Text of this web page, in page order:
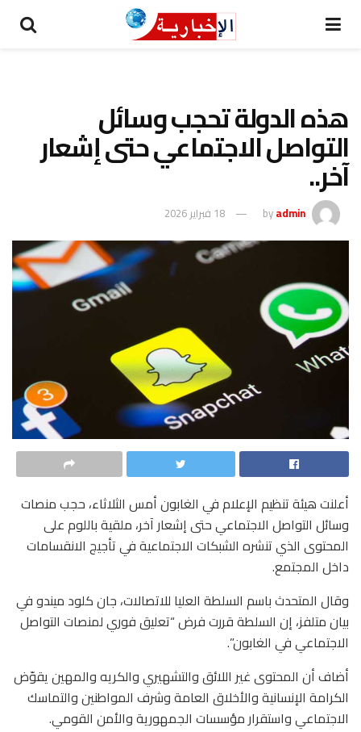
هذه الدولة تحجب وسائل
التواصل الاجتماعي حتى إشعار
آخر..
byadmin 18 فبراير 2026
أعلنت هيئة تنظيم الإعلام في الغابون أمس الثلاثاء، حجب منصات
وسائل التواصل الاجتماعي حتى إشعار آخر، ملقية باللوم على
المحتوى الذي تنشره الشبكات الاجتماعية في تأجيج الانقسامات
داخل المجتمع.
وقال المتحدث باسم السلطة العليا للاتصالات، جان كلود ميندو في
بيان متلفز، إن السلطة قررت فرض “تعليق فوري لمنصات التواصل
الاجتماعي في الغابون”.
أضاف أن المحتوى غير اللائق والتشهيري والكريه والمهين يقوّض
الكرامة الإنسانية والأخلاق العامة وشرف المواطنين والتماسك
الاجتماعي واستقرار مؤسسات الجمهورية والأمن القومي.